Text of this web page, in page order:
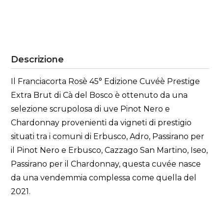
Descrizione
Il Franciacorta Rosè 45° Edizione Cuvéè Prestige
Extra Brut di Cà del Bosco è ottenuto da una
selezione scrupolosa di uve Pinot Nero e
Chardonnay provenienti da vigneti di prestigio
situati tra i comuni di Erbusco, Adro, Passirano per
il Pinot Nero e Erbusco, Cazzago San Martino, Iseo,
Passirano per il Chardonnay, questa cuvée nasce
da una vendemmia complessa come quella del
2021.